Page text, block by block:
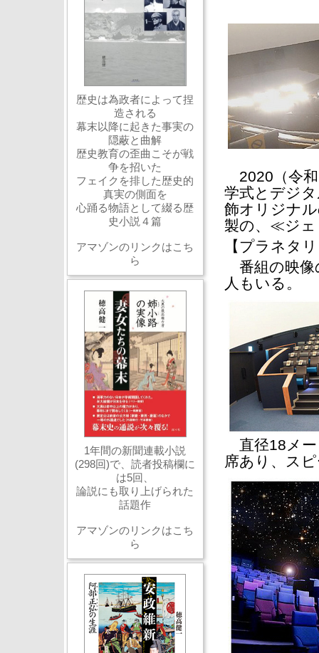
2020（令和
学式とデジ
飾オリジナ
製の、≪ジェ
【プラネタ
番組の映像
人もいる。
直径18メー
席あり、ス
歴史は為政者によって捏
造される
幕末以降に起きた事実の
隠蔽と曲解
歴史教育の歪曲こそが戦
争を招いた
フェイクを排した歴史的
真実の側面を
心踊る物語として綴る歴
史小説４篇
アマゾンのリンクはこち
ら
1年間の新聞連載小説
(298回)で、読者投稿欄に
は5回、
論説にも取り上げられた
話題作
アマゾンのリンクはこち
ら